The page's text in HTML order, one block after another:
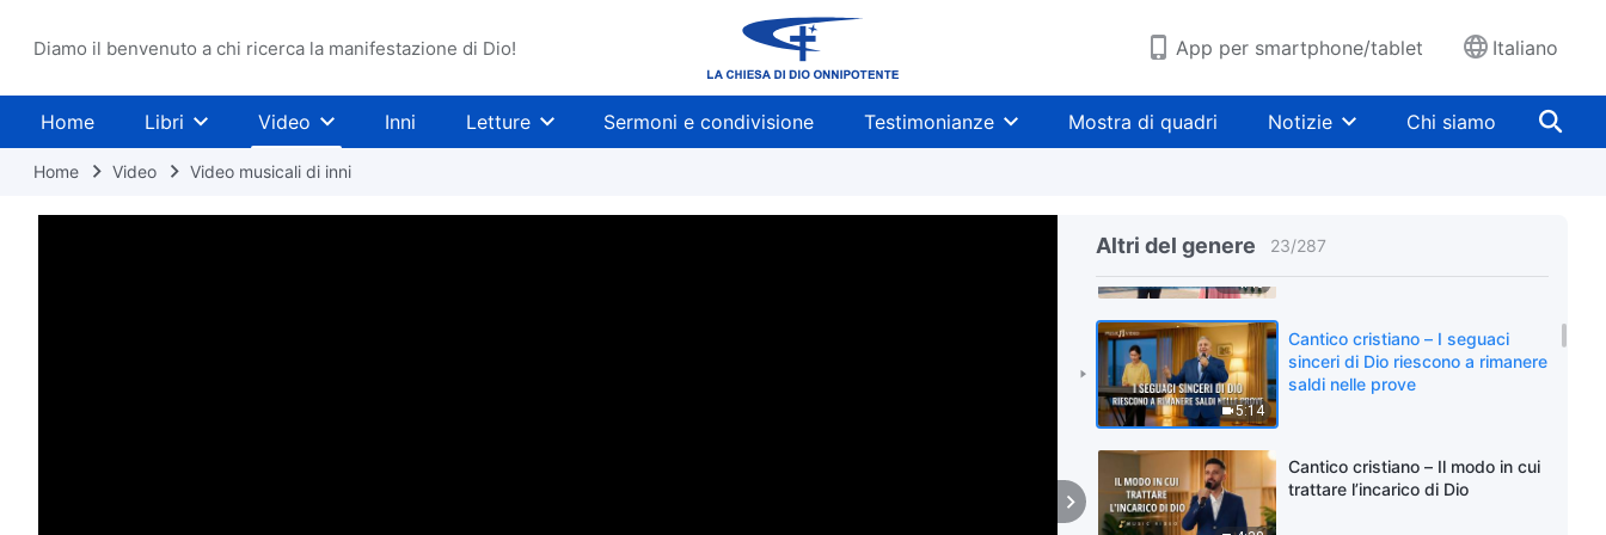
Diamo il benvenuto a chi ricerca la manifestazione di Dio! App per smartphone/tablet Italiano
Home Libri Video Inni Letture Sermoni e condivisione Testimonianze Mostra di quadri Notizie Chi siamo
Home Video Video musicali di inni
Altri del genere 23/287
perché siete castigati e giudicati
4:46
determinazione e il coraggio di
essere perfezionato
5:14
Cantico cristiano – I seguaci
sinceri di Dio riescono a rimanere
saldi nelle prove
Cantico cristiano – Il modo in cui
trattare l’incarico di Dio